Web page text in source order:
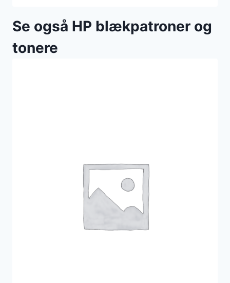
Se også HP blækpatroner og
tonere